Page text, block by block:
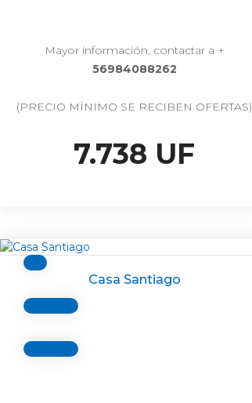
Mayor información, contactar a +
56984088262
(PRECIO MÍNIMO SE RECIBEN OFERTAS)
7.738 UF
Casa Santiago